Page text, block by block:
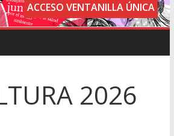
ACCESO VENTANILLA ÚNICA
2026